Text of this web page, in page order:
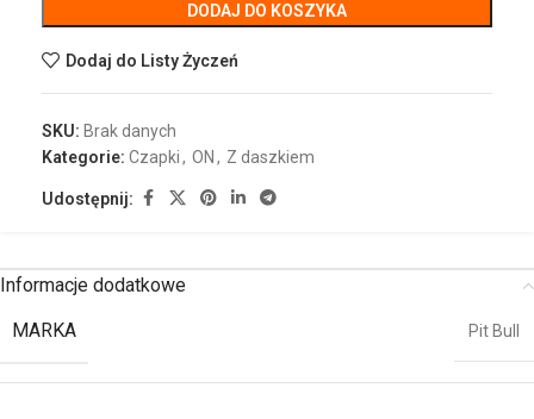
DODAJ DO KOSZYKA
Dodaj do Listy Życzeń
SKU: Brak danych
Kategorie: Czapki, ON , Z daszkiem
Udostępnij:
Informacje dodatkowe
MARKA
Pit Bull